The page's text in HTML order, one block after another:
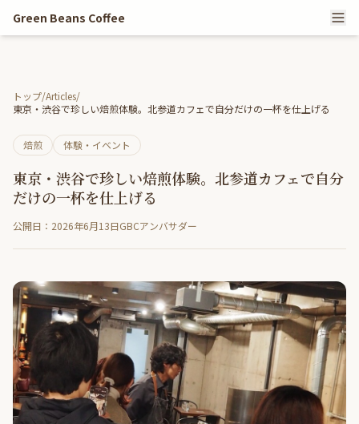
Green Beans Coffee
トップ/Articles/
東京・渋谷で珍しい焙煎体験。北参道カフェで自分だけの一杯を仕上げる
焙煎 体験・イベント
東京・渋谷で珍しい焙煎体験。北参道カフェで自分
だけの一杯を仕上げる
公開日：2026年6月13日GBCアンバサダー